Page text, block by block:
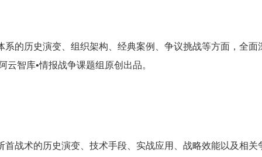
的历史演变、组织架构、经典案例、争议挑战等方面，全
智库•情报战争课题组原创出品。
战术的历史演变、技术手段、实战应用、战略效能以及相